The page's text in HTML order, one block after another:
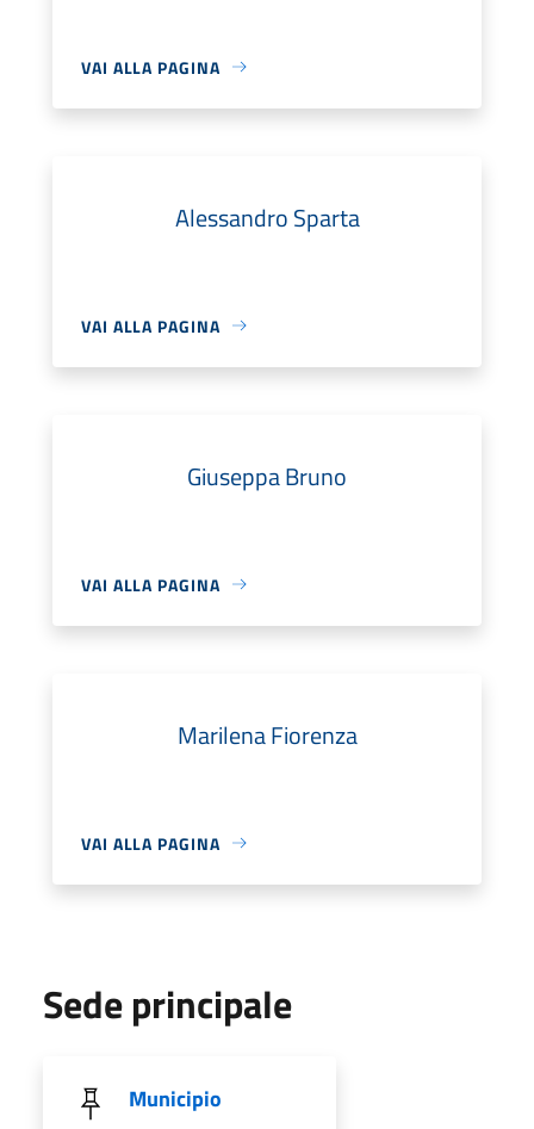
VAI ALLA PAGINA
Alessandro Sparta
VAI ALLA PAGINA
Giuseppa Bruno
VAI ALLA PAGINA
Marilena Fiorenza
VAI ALLA PAGINA
Sede principale
Municipio